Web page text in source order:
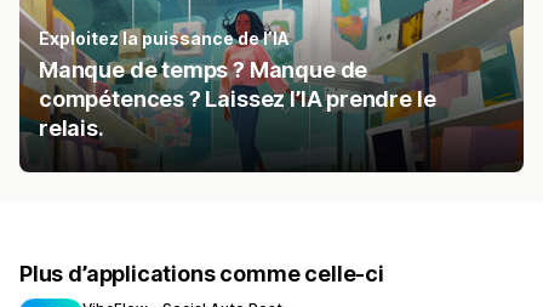
Exploitez la puissance de l’IA
Manque de temps ? Manque de
compétences ? Laissez l’IA prendre le
relais.
Plus d’applications comme celle-ci